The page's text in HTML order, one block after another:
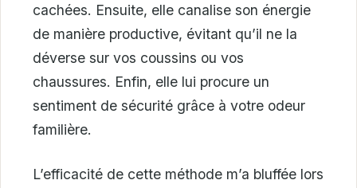
cachées. Ensuite, elle canalise son énergie
de manière productive, évitant qu’il ne la
déverse sur vos coussins ou vos
chaussures. Enfin, elle lui procure un
sentiment de sécurité grâce à votre odeur
familière.
L’efficacité de cette méthode m’a bluffée lors